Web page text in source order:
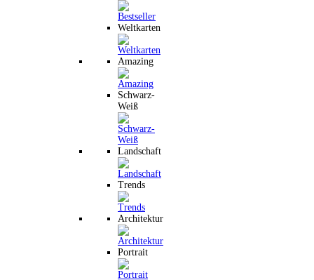
Weltkarten
Amazing
Schwarz-
Weiß
Landschaft
Trends
Architektur
Portrait